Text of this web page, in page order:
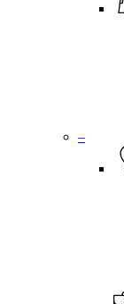
–